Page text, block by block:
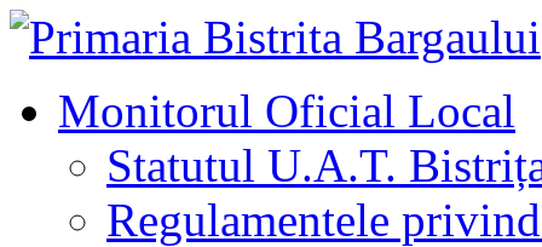
Monitorul Oficial Local
Statutul U.A.T.
Regulamentele